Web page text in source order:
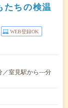
たちの検温
WEB登録OK
／室見駅から---分